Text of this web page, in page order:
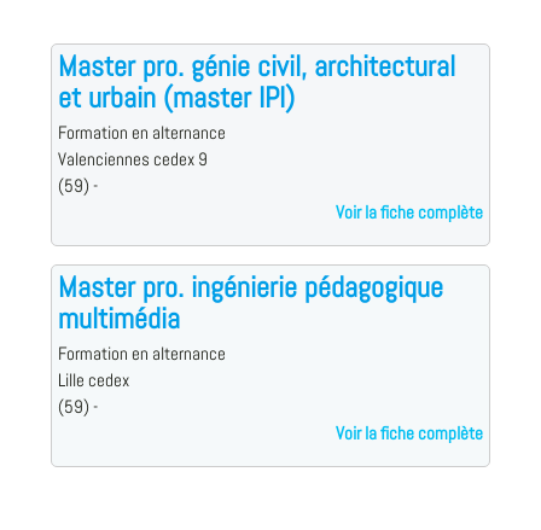
Master pro. génie civil, architectural
et urbain (master IPI)
Formation en alternance
Valenciennes cedex 9
(59) -
Voir la fiche complète
Master pro. ingénierie pédagogique
multimédia
Formation en alternance
Lille cedex
(59) -
Voir la fiche complète